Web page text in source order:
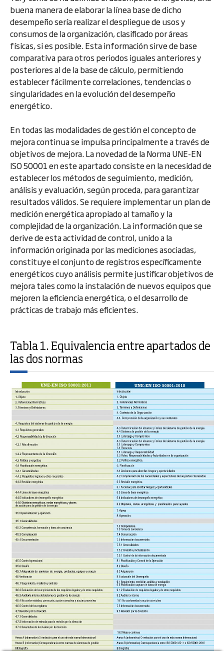
buena manera de elaborar la línea base de dicho
desempeño sería realizar el despliegue de usos y
consumos de la organización, clasificado por áreas
físicas, si es posible. Esta información sirve de base
comparativa para otros periodos iguales anteriores y
posteriores al de la base de cálculo, permitiendo
establecer fácilmente correlaciones, tendencias o
singularidades en la evolución del desempeño
energético.
En todas las modalidades de gestión el concepto de
mejora continua se impulsa principalmente a través de
objetivos de mejora. La novedad de la Norma UNE-EN
ISO 50001 en este apartado consiste en la necesidad de
establecer los métodos de seguimiento, medición,
análisis y evaluación, según proceda, para garantizar
resultados válidos. Se requiere implementar un plan de
medición energética apropiado al tamaño y la
complejidad de la organización. La información que se
derive de esta actividad de control, unido a la
información originada por las mediciones asociadas,
constituye el conjunto de registros específicamente
energéticos cuyo análisis permite justificar objetivos de
mejora tales como la instalación de nuevos equipos que
mejoren la eficiencia energética, o el desarrollo de
prácticas de trabajo más eficientes.
Tabla 1. Equivalencia entre apartados de
las dos normas